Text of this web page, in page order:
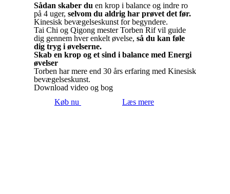
Sådan skaber du en krop i balance og indre ro
på 4 uger, selvom du aldrig har prøvet det før.
Kinesisk bevægelseskunst for begyndere.
Tai Chi og Qigong mester Torben Rif vil guide
dig gennem hver enkelt øvelse, så du kan føle
dig tryg i øvelserne.
Skab en krop og et sind i balance med Energi
øvelser
Torben har mere end 30 års erfaring med Kinesisk
bevægelseskunst.
Download video og bog
Køb nu
Læs mere